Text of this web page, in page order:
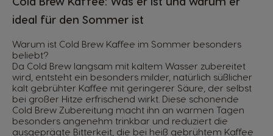
ideal für den Sommer ist
Warum ist Cold Brew Kaffee im Sommer besonders
beliebt?
Da Cold Brew langsam mit kaltem Wasser zubereitet
wird, entsteht ein besonders milder, natürlich süßlicher
kalt gebrühter Kaffee mit geringerer Säure, der selbst
bei großer Hitze erfrischend wirkt. Diese schonende
Cold Brew Zubereitung macht ihn an warmen Tagen
besonders angenehm trinkbar und reduziert die
ausgeprägte Bitterkeit, die bei heiß gebrühtem Kaffee